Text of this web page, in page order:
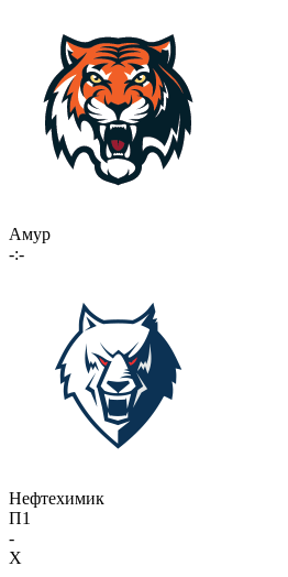
Амур
-:-
Нефтехимик
П1
-
X